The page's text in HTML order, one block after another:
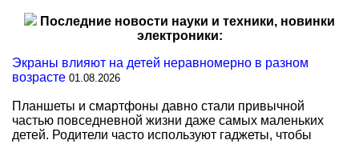
Последние новости науки и техники, новинки
электроники:
Экраны влияют на детей неравномерно в разном
возрасте 01.08.2026
Планшеты и смартфоны давно стали привычной
частью повседневной жизни даже самых маленьких
детей. Родители часто используют гаджеты, чтобы